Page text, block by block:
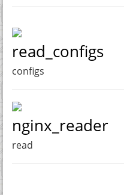
read_configs
configs
nginx_reader
read